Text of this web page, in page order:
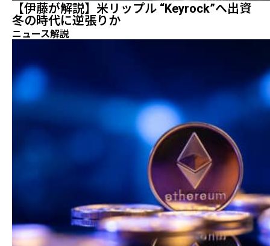
【伊藤が解説】米リップル “Keyrock”へ出資
冬の時代に逆張りか
ニュース解説